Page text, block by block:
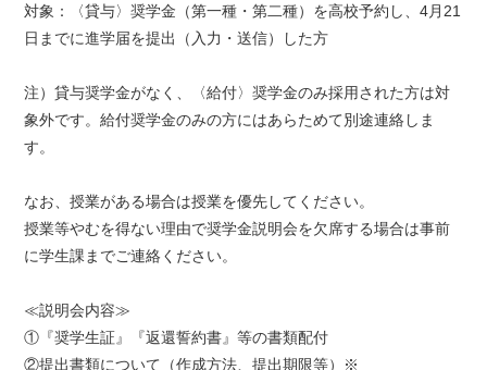
対象：〈貸与〉奨学金（第一種・第二種）を高校予約し、4月21
日までに進学届を提出（入力・送信）した方
注）貸与奨学金がなく、〈給付〉奨学金のみ採用された方は対
象外です。給付奨学金のみの方にはあらためて別途連絡しま
す。
なお、授業がある場合は授業を優先してください。
授業等やむを得ない理由で奨学金説明会を欠席する場合は事前
に学生課までご連絡ください。
≪説明会内容≫
①『奨学生証』『返還誓約書』等の書類配付
②提出書類について（作成方法、提出期限等）※